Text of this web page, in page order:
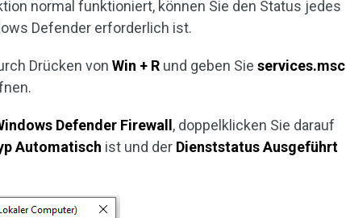
normal funktioniert, können Sie den Status jedes
Defender erforderlich ist.
Drücken vonWin + R und geben Sieservices.msc
Defender Firewall , doppelklicken Sie darauf
Automatisch ist und der Dienststatus Ausgeführt